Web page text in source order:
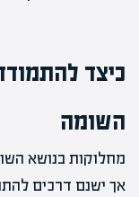
כיצד
השומה
מחלוקות בנושא
אך ישנם דרכים